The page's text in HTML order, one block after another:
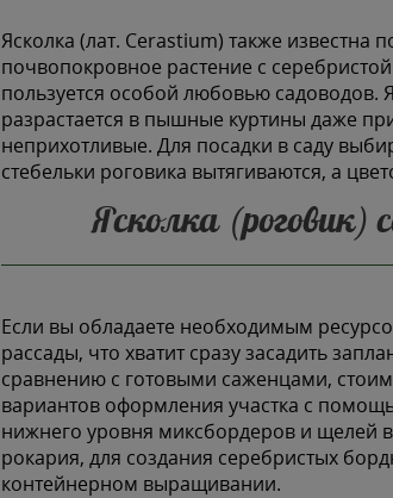
Ясколка (лат. Cerastium) также
почвопокровное растение с
пользуется особой любовью садоводов.
разрастается в пышные куртины даже
неприхотливые. Для посадки в саду
стебельки роговика вытягиваются, а
Ясколка (роговик)
Если вы обладаете необходимым
рассады, что хватит сразу засадить
сравнению с готовыми саженцами,
вариантов оформления участка с
нижнего уровня миксбордеров и щелей
рокария, для создания серебристых
контейнерном выращивании.